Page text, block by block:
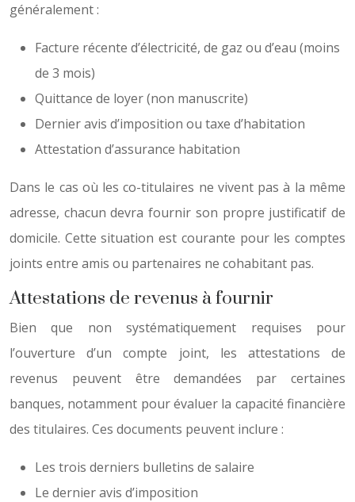
généralement :
Facture récente d’électricité, de gaz ou d’eau (moins
de 3 mois)
Quittance de loyer (non manuscrite)
Dernier avis d’imposition ou taxe d’habitation
Attestation d’assurance habitation
Dans le cas où les co-titulaires ne vivent pas à la même
adresse, chacun devra fournir son propre justificatif de
domicile. Cette situation est courante pour les comptes
joints entre amis ou partenaires ne cohabitant pas.
Attestations de revenus à fournir
Bien que non systématiquement requises pour
l’ouverture d’un compte joint, les attestations de
revenus peuvent être demandées par certaines
banques, notamment pour évaluer la capacité financière
des titulaires. Ces documents peuvent inclure :
Les trois derniers bulletins de salaire
Le dernier avis d’imposition